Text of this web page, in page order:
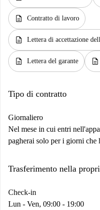
description Contratto di lavoro
description Lettera di accettazione
description Lettera del garante description
Tipo di contratto
Giornaliero
Nel mese in cui entri
pagherai solo per i giorni che
Trasferimento nella
Check-in
Lun - Ven, 09:00 - 19:00